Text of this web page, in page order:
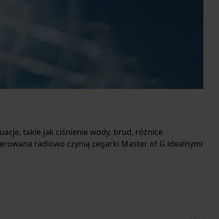
takie jak ciśnienie wody, brud, różnice
radiowo czynią zegarki Master of G idealnymi